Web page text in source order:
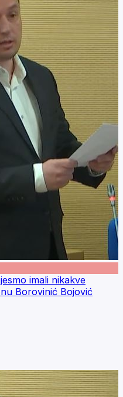
imali nikakve
Borovinić Bojović